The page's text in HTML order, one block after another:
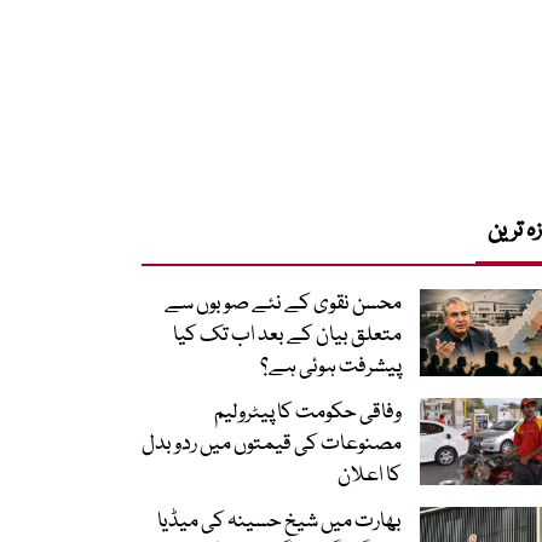
ترین
محسن نقوی کے نئے صوبوں سے
متعلق بیان کے بعد اب تک کیا
پیشرفت ہوئی ہے؟
وفاقی حکومت کا پیٹرولیم
مصنوعات کی قیمتوں میں ردوبدل
کا اعلان
بھارت میں شیخ حسینہ کی میڈیا